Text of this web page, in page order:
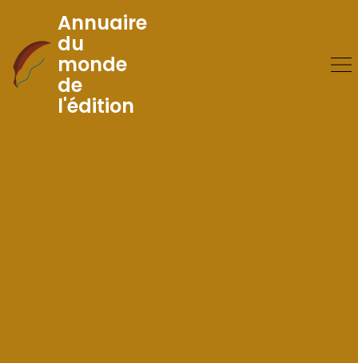
Skip
to
Content
Annuaire
du
monde
de
l'édition